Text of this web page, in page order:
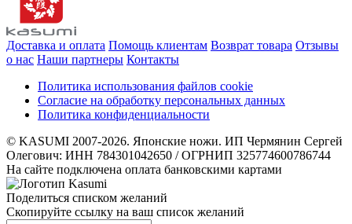
Доставка и оплата Помощь клиентам Возврат товара Отзывы
о нас Наши партнеры Контакты
Политика использования файлов cookie
Согласие на обработку персональных данных
Политика конфиденциальности
© KASUMI 2007-2026. Японские ножи. ИП Чермянин Сергей
Олегович: ИНН 784301042650 / ОГРНИП 325774600786744
На сайте подключена оплата банковскими картами
Поделиться списком желаний
Скопируйте ссылку на ваш список желаний